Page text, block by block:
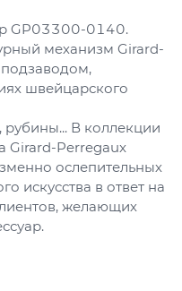
GP03300-0140.
механизм Girard-
швейцарского
В коллекции
Girard-Perregaux
ослепительных
искусства в ответ на
желающих